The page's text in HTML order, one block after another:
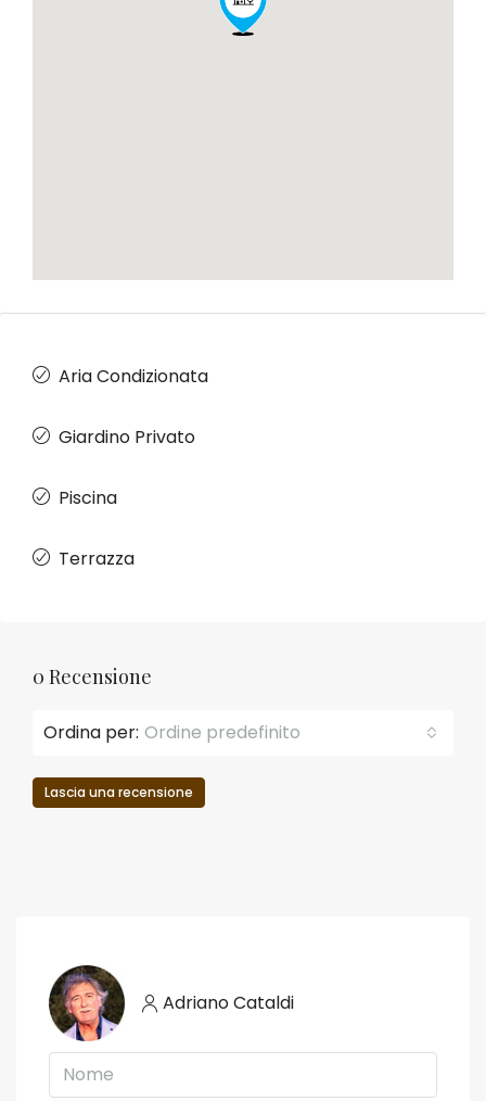
Aria Condizionata
Giardino Privato
Piscina
Terrazza
0 Recensione
Ordina per: Ordine predefinito
Lascia una recensione
Adriano Cataldi